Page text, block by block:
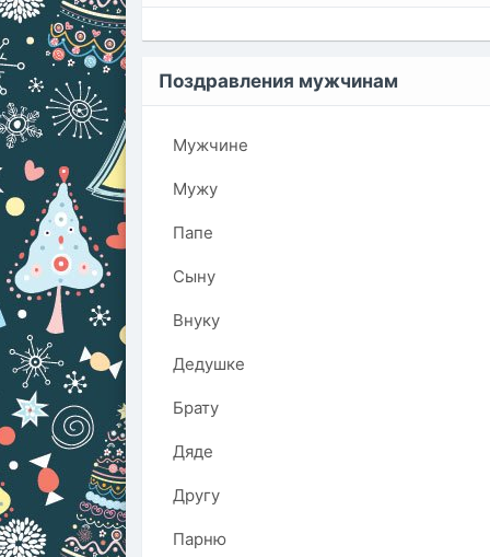
Поздравления мужчинам
Мужчине
Мужу
Папе
Сыну
Внуку
Дедушке
Брату
Дяде
Другу
Парню